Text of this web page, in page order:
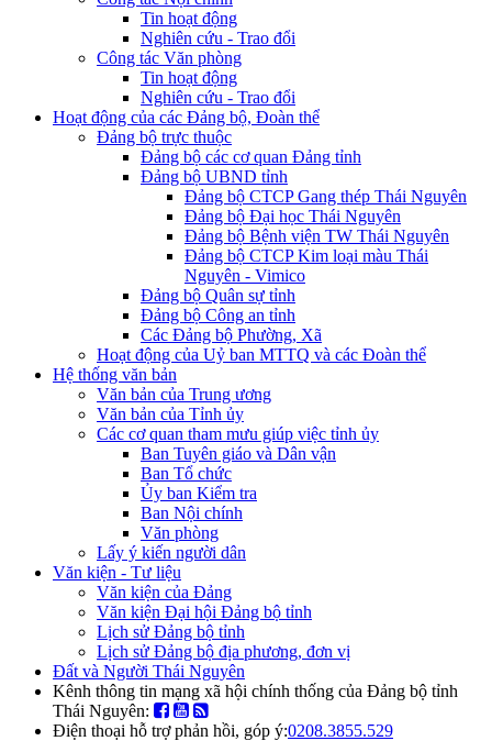
Tin hoạt động
Nghiên cứu - Trao đổi
Công tác Văn phòng
Tin hoạt động
Nghiên cứu - Trao đổi
Hoạt động của các Đảng bộ, Đoàn thể
Đảng bộ trực thuộc
Đảng bộ các cơ quan Đảng tỉnh
Đảng bộ UBND tỉnh
Đảng bộ CTCP Gang thép Thái Nguyên
Đảng bộ Đại học Thái Nguyên
Đảng bộ Bệnh viện TW Thái Nguyên
Đảng bộ CTCP Kim loại màu Thái
Nguyên - Vimico
Đảng bộ Quân sự tỉnh
Đảng bộ Công an tỉnh
Các Đảng bộ Phường, Xã
Hoạt động của Uỷ ban MTTQ và các Đoàn thể
Hệ thống văn bản
Văn bản của Trung ương
Văn bản của Tỉnh ủy
Các cơ quan tham mưu giúp việc tỉnh ủy
Ban Tuyên giáo và Dân vận
Ban Tổ chức
Ủy ban Kiểm tra
Ban Nội chính
Văn phòng
Lấy ý kiến người dân
Văn kiện - Tư liệu
Văn kiện của Đảng
Văn kiện Đại hội Đảng bộ tỉnh
Lịch sử Đảng bộ tỉnh
Lịch sử Đảng bộ địa phương, đơn vị
Đất và Người Thái Nguyên
Kênh thông tin mạng xã hội chính thống của Đảng bộ tỉnh
Thái Nguyên:
Điện thoại hỗ trợ phản hồi, góp ý:0208.3855.529